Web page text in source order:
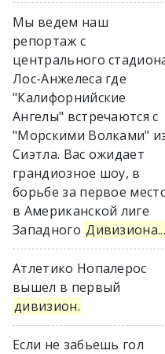
Мы ведем наш
репортаж с
центрального
Лос-Анжелеса где
"Калифорнийские
Ангелы" встречаются с
"Морскими Волками"
Сиэтла. Вас ожидает
грандиозное шоу, в
борьбе за первое
в Американской лиге
Западного Дивизиона...
Атлетико Нопалерос
вышел в первый
дивизион.
Если не забьешь гол